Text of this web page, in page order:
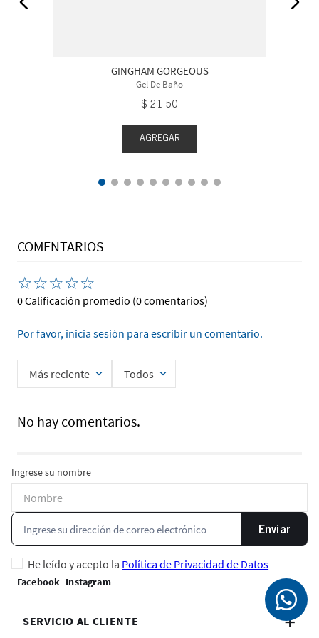
GINGHAM GORGEOUS
Gel De Baño
$ 21 .50
AGREGAR
COMENTARIOS
☆☆☆☆☆
0 Calificación promedio (0 comentarios)
Por favor, inicia sesión para escribir un comentario.
Más reciente Todos
No hay comentarios.
Ingrese su nombre
Enviar
He leído y acepto la Política de Privacidad de Datos
SERVICIO AL CLIENTE